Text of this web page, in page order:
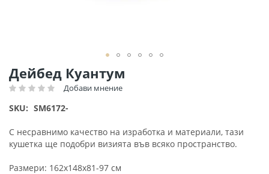
Дейбед Куантум
Рейтинг: Добави мнение
SKU SM6172-
С несравнимо качество на изработка и материали, тази
кушетка ще подобри визията във всяко пространство.
Размери: 162x148x81-97 см
Преминете
към
началото
на
със
снимки